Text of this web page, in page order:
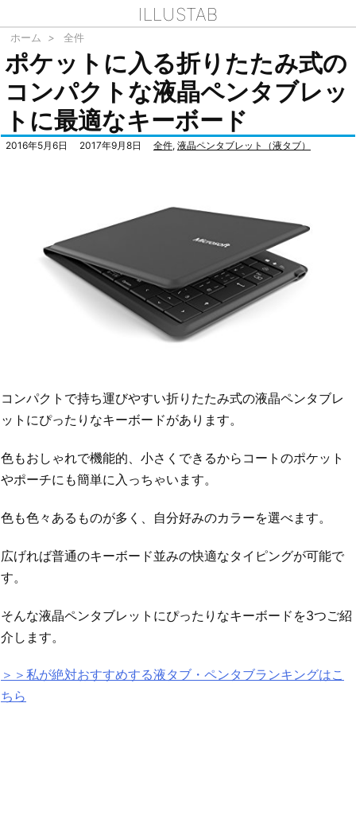
ILLUSTAB
ホーム > 全件
ポケットに入る折りたたみ式の
コンパクトな液晶ペンタブレッ
トに最適なキーボード
2016年5月6日 2017年9月8日 全件, 液晶ペンタブレット（液タブ）
コンパクトで持ち運びやすい折りたたみ式の液晶ペンタブレ
ットにぴったりなキーボードがあります。
色もおしゃれで機能的、小さくできるからコートのポケット
やポーチにも簡単に入っちゃいます。
色も色々あるものが多く、自分好みのカラーを選べます。
広げれば普通のキーボード並みの快適なタイピングが可能で
す。
そんな液晶ペンタブレットにぴったりなキーボードを3つご紹
介します。
＞＞私が絶対おすすめする液タブ・ペンタブランキングはこ
ちら